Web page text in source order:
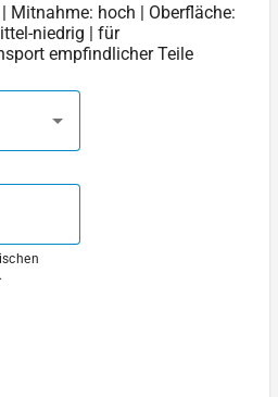
Mitnahme: hoch | Oberfläche:
niedrig | für
empfindlicher Teile